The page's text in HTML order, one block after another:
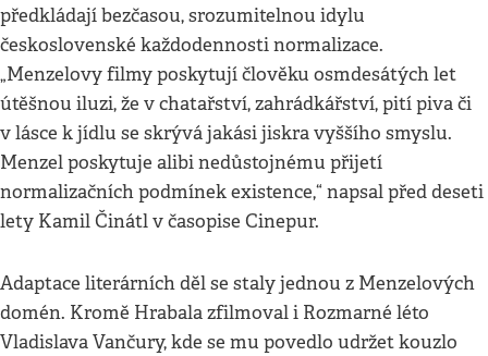
předkládají bezčasou, srozumitelnou idylu
československé každodennosti normalizace.
„Menzelovy filmy poskytují člověku osmdesátých let
útěšnou iluzi, že v chatařství, zahrádkářství, pití piva či
v lásce k jídlu se skrývá jakási jiskra vyššího smyslu.
Menzel poskytuje alibi nedůstojnému přijetí
normalizačních podmínek existence,“ napsal před deseti
lety Kamil Činátl v časopise Cinepur.
Adaptace literárních děl se staly jednou z Menzelových
domén. Kromě Hrabala zfilmoval i Rozmarné léto
Vladislava Vančury, kde se mu povedlo udržet kouzlo